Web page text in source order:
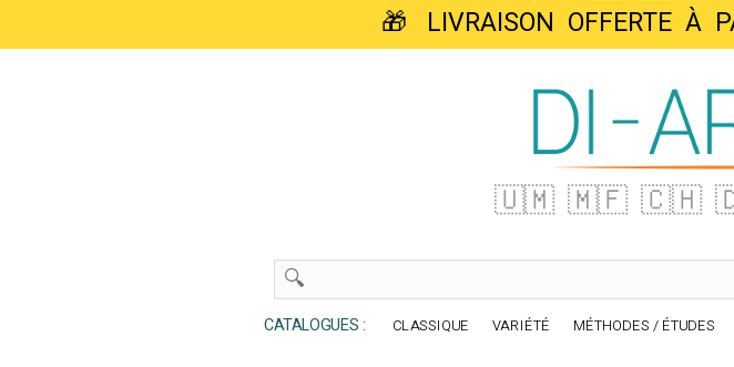
🎁 LIVRAISON OFFERTE
🇺🇲 🇲🇫 🇨🇭
CATALOGUES : CLASSIQUE VARIÉTÉ MÉTHODES / ÉTUDES